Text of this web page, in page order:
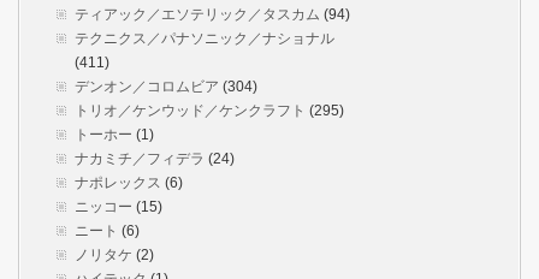
ティアック／エソテリック／タスカム (94)
テクニクス／パナソニック／ナショナル
(411)
デンオン／コロムビア (304)
トリオ／ケンウッド／ケンクラフト (295)
トーホー (1)
ナカミチ／フィデラ (24)
ナポレックス (6)
ニッコー (15)
ニート (6)
ノリタケ (2)